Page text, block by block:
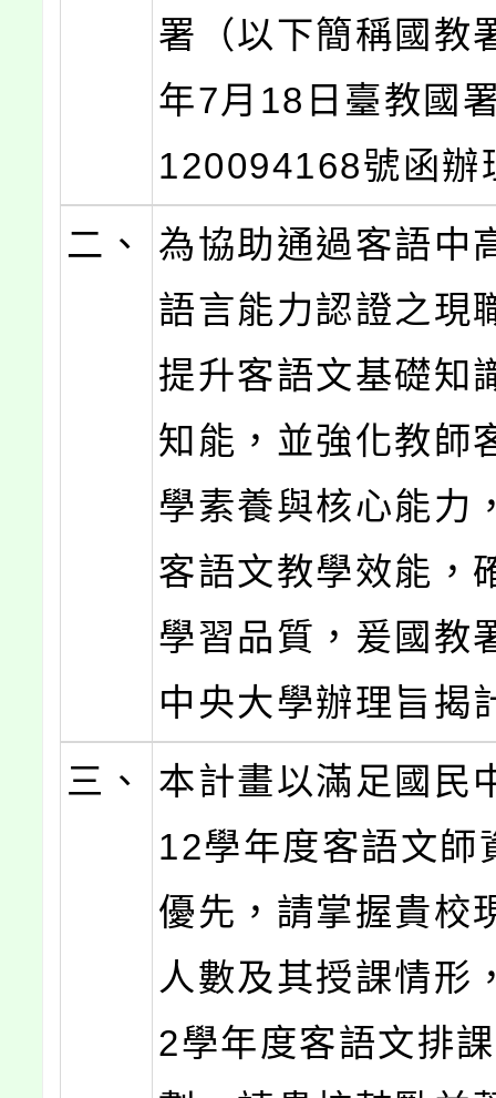
署（以下簡稱國教
年7月18日臺教國
120094168號函辦
二、
為協助通過客語中
語言能力認證之現
提升客語文基礎知
知能，並強化教師
學素養與核心能力
客語文教學效能，
學習品質，爰國教
中央大學辦理旨揭
三、
本計畫以滿足國民
12學年度客語文師
優先，請掌握貴校
人數及其授課情形
2學年度客語文排